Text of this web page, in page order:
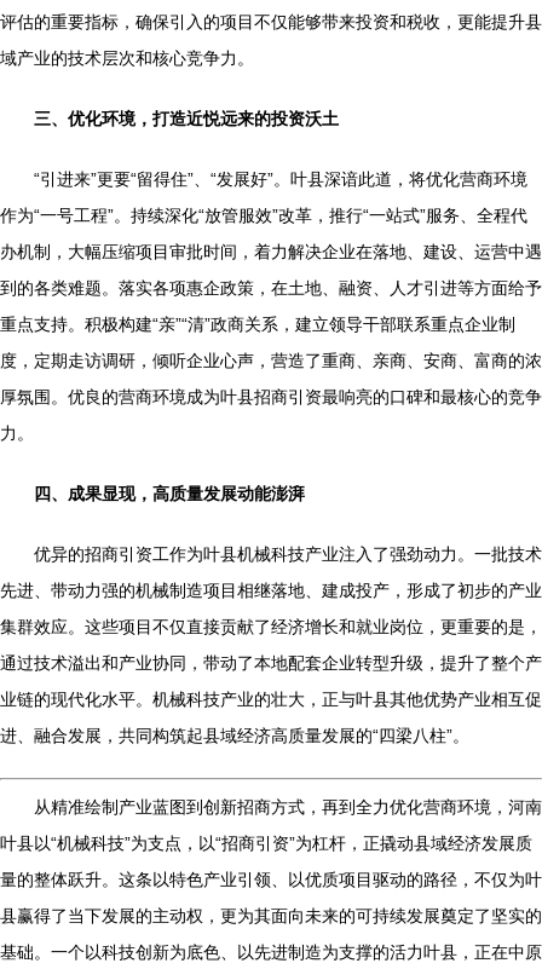
评估的重要指标，确保引入的项目不仅能够带来投资和税收，更能提升县
域产业的技术层次和核心竞争力。
三、优化环境，打造近悦远来的投资沃土
“引进来”更要“留得住”、“发展好”。叶县深谙此道，将优化营商环境
作为“一号工程”。持续深化“放管服效”改革，推行“一站式”服务、全程代
办机制，大幅压缩项目审批时间，着力解决企业在落地、建设、运营中遇
到的各类难题。落实各项惠企政策，在土地、融资、人才引进等方面给予
重点支持。积极构建“亲”“清”政商关系，建立领导干部联系重点企业制
度，定期走访调研，倾听企业心声，营造了重商、亲商、安商、富商的浓
厚氛围。优良的营商环境成为叶县招商引资最响亮的口碑和最核心的竞争
力。
四、成果显现，高质量发展动能澎湃
优异的招商引资工作为叶县机械科技产业注入了强劲动力。一批技术
先进、带动力强的机械制造项目相继落地、建成投产，形成了初步的产业
集群效应。这些项目不仅直接贡献了经济增长和就业岗位，更重要的是，
通过技术溢出和产业协同，带动了本地配套企业转型升级，提升了整个产
业链的现代化水平。机械科技产业的壮大，正与叶县其他优势产业相互促
进、融合发展，共同构筑起县域经济高质量发展的“四梁八柱”。
从精准绘制产业蓝图到创新招商方式，再到全力优化营商环境，河南
叶县以“机械科技”为支点，以“招商引资”为杠杆，正撬动县域经济发展质
量的整体跃升。这条以特色产业引领、以优质项目驱动的路径，不仅为叶
县赢得了当下发展的主动权，更为其面向未来的可持续发展奠定了坚实的
基础。一个以科技创新为底色、以先进制造为支撑的活力叶县，正在中原